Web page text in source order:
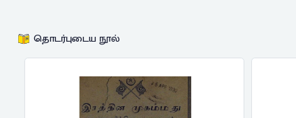
தொடர்புடைய நூல்